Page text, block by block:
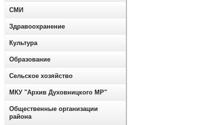
СМИ
Здравоохранение
Культура
Образование
Сельское хозяйство
МКУ "Архив Духовницкого МР"
Общественные организации
района